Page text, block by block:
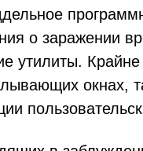
о заражении
утилиты.
окнах,